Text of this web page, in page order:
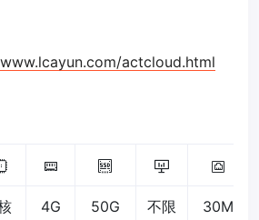
actcloud.html
4G 50G 不限 30M